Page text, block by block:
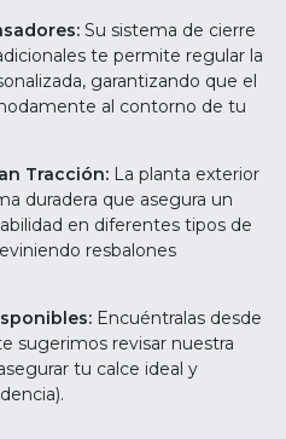
Su sistema de cierre
te permite regular la
garantizando que el
al contorno de tu
Tracción: La planta exterior
duradera que asegura un
en diferentes tipos de
resbalones
Encuéntralas desde
sugerimos revisar nuestra
tu calce ideal y